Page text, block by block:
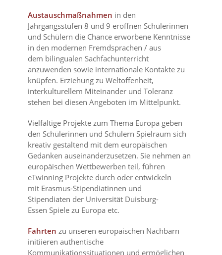
Austauschmaßnahmen in den
Jahrgangsstufen 8 und 9 eröffnen Schülerinnen
und Schülern die Chance erworbene Kenntnisse
in den modernen Fremdsprachen / aus
dem bilingualen Sachfachunterricht
anzuwenden sowie internationale Kontakte zu
knüpfen. Erziehung zu Weltoffenheit,
interkulturellem Miteinander und Toleranz
stehen bei diesen Angeboten im Mittelpunkt.
Vielfältige Projekte zum Thema Europa geben
den Schülerinnen und Schülern Spielraum sich
kreativ gestaltend mit dem europäischen
Gedanken auseinanderzusetzen. Sie nehmen an
europäischen Wettbewerben teil, führen
eTwinning Projekte durch oder entwickeln
mit Erasmus-Stipendiatinnen und
Stipendiaten der Universität Duisburg-
Essen Spiele zu Europa etc.
Fahrten zu unseren europäischen Nachbarn
initiieren authentische
Kommunikationssituationen und ermöglichen